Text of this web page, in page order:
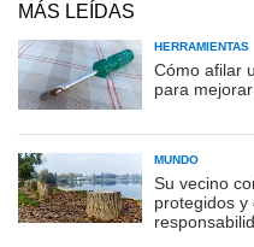
MÁS LEÍDAS
HERRAMIENTAS
Cómo afilar
para
MUNDO
Su vecino
protegidos